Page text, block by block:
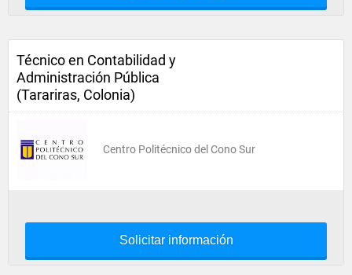
Técnico en Contabilidad y
Administración Pública
(Tarariras, Colonia)
Centro Politécnico del Cono Sur
Solicitar información